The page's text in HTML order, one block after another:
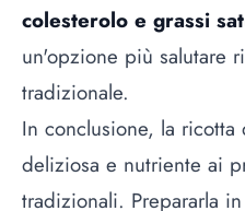
colesterolo e grassi
un'opzione più salutare
tradizionale.
In conclusione, la ricotta
deliziosa e nutriente ai
tradizionali. Prepararla